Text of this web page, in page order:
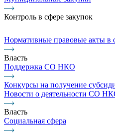
Контроль в сфере закупок
Нормативные правовые акты в
Власть
Поддержка СО НКО
Конкурсы на получение
Новости о деятельности СО
Власть
Социальная сфера